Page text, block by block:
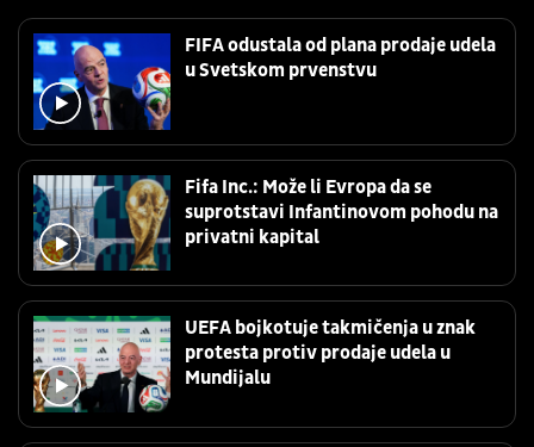
FIFA odustala od plana prodaje udela
u Svetskom prvenstvu
Fifa Inc.: Može li Evropa da se
suprotstavi Infantinovom pohodu na
privatni kapital
UEFA bojkotuje takmičenja u znak
protesta protiv prodaje udela u
Mundijalu